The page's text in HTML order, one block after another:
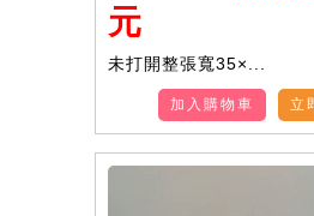
元
未打開整張寬35×...
立
加入購物車